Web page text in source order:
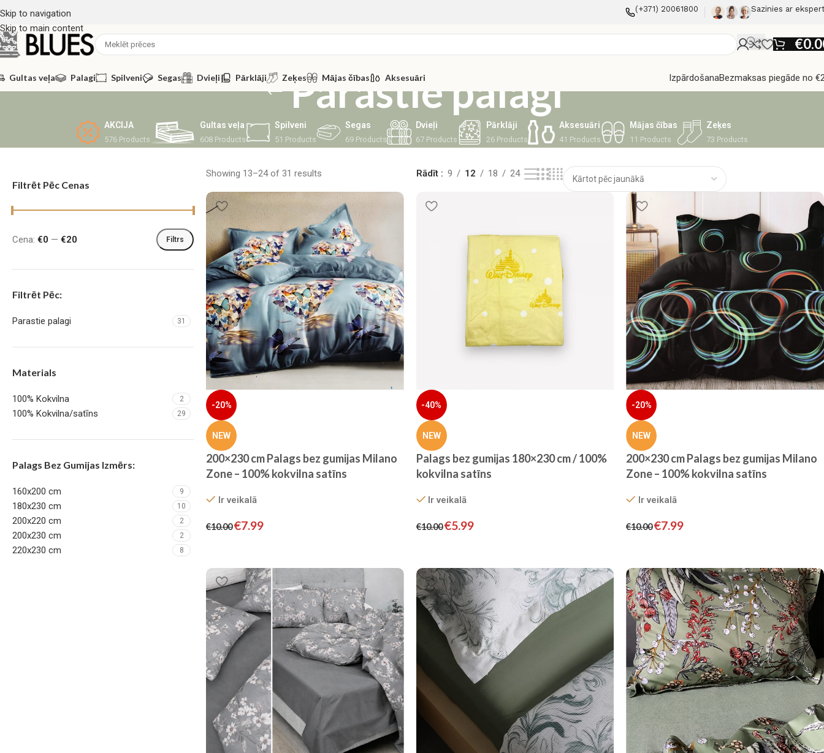
Skip to navigation
Skip to main content
(+371) 20061800 Sazinies ar
€
Gultas veļa Palagi Spilveni Segas Dvieļi Pārklāji Zeķes Mājas čības Aksesuāri IzpārdošanaBezmaksas piegāde no
Parastie palagi
AKCIJA
576 Products
Gultas veļa
608 Products
Spilveni
51 Products
Segas
69 Products
Dvieļi
67 Products
Pārklāji
26 Products
Aksesuāri
41 Products
Mājas čības
11 Products
Zeķes
73 Products
Filtrēt Pēc Cenas
Filtrs
Cena: €0 — €20
Filtrēt Pēc:
Parastie palagi 31
Materials
100% Kokvilna 2
100% Kokvilna/satīns 29
Palags Bez Gumijas Izmērs:
160x200 cm 9
180x230 cm 10
200x220 cm 2
200x230 cm 2
220x230 cm 8
Showing 13–24 of 31 results Rādīt 9 12 18 24
-20%
NEW
200×230 cm Palags bez gumijas Milano
Zone – 100% kokvilna satīns
Ir veikalā
€10.00€7.99
-40%
NEW
Palags bez gumijas 180×230 cm / 100%
kokvilna satīns
Ir veikalā
€10.00€5.99
-20%
NEW
200×230 cm Palags bez gumijas Milano
Zone – 100% kokvilna satīns
Ir veikalā
€10.00€7.99